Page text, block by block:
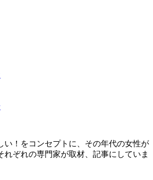
い！をコンセプトに、その年代の女性が
れぞれの専門家が取材、記事にしていま